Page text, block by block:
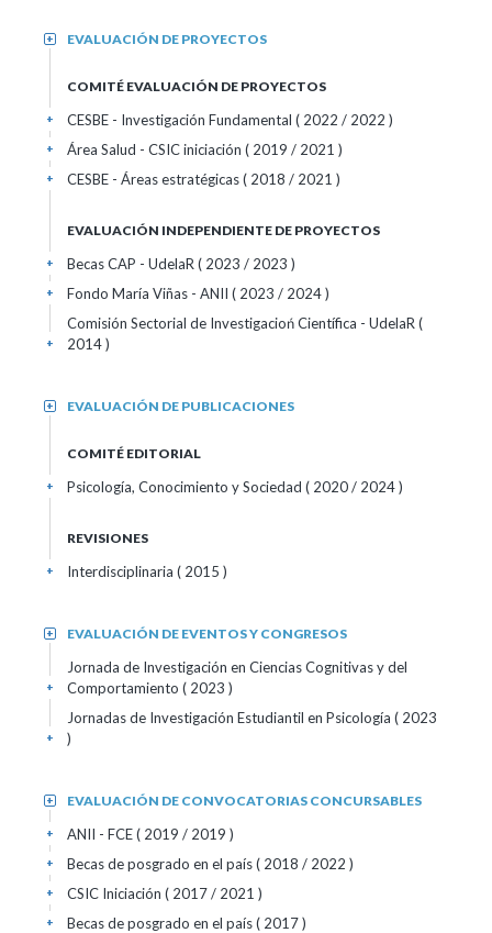
EVALUACIÓN DE PROYECTOS
+
COMITÉ EVALUACIÓN DE PROYECTOS
CESBE - Investigación Fundamental ( 2022 / 2022 )
+
Área Salud - CSIC iniciación ( 2019 / 2021 )
+
CESBE - Áreas estratégicas( 2018 / 2021 )
+
EVALUACIÓN INDEPENDIENTE DE PROYECTOS
Becas CAP - UdelaR ( 2023 / 2023 )
+
Fondo María Viñas - ANII ( 2023 / 2024 )
+
Comisión Sectorial de Investigacioń Científica - UdelaR (
2014 )
+
EVALUACIÓN DE PUBLICACIONES
+
COMITÉ EDITORIAL
Psicología, Conocimiento y Sociedad ( 2020 / 2024 )
+
REVISIONES
Interdisciplinaria ( 2015 )
+
EVALUACIÓN DE EVENTOS Y CONGRESOS
+
Jornada de Investigación en Ciencias Cognitivas y del
Comportamiento ( 2023 )
+
Jornadas de Investigación Estudiantil en Psicología ( 2023
)
+
EVALUACIÓN DE CONVOCATORIAS CONCURSABLES
+
ANII - FCE( 2019 / 2019 )
+
Becas de posgrado en el país( 2018 / 2022 )
+
CSIC Iniciación ( 2017 / 2021 )
+
Becas de posgrado en el país( 2017 )
+